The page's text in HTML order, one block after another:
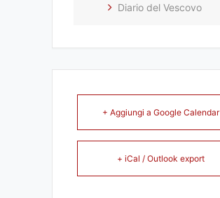
Diario del Vescovo
+ Aggiungi a Google Calendar
+ iCal / Outlook export